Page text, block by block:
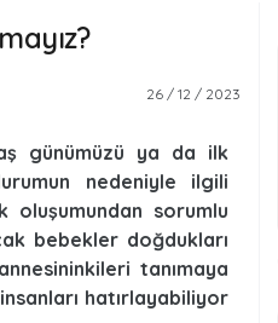
26 / 12 / 2023
günümüzü ya da ilk
nedeniyle ilgili
sorumlu
bebekler doğdukları
tanımaya
hatırlayabiliyor